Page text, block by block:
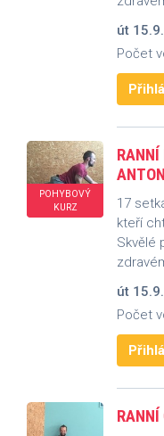
út
Počet
POHYBOVÝ
KURZ
RANNÍ
17
kteří
Skvělé
út
Počet
RANNÍ